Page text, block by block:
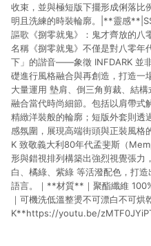
收束，並與極短版下擺形成俐落比
明且洗練的時裝輪廓。|**靈感
謳歌《捌零就鬼》：鬼才齊放的八
名稱《捌零就鬼》不僅是對八零年
下」的諧音——象徵 INFDARK 並
礎進行風格融合與再創造，打造一
大量運用 墊肩、倒三角剪裁、結
融合當代時尚細節。包括以肩帶式
精緻洋裝般的輪廓；短版外套則透
感氛圍，展現高端街頭與正裝風格
K 致敬義大利80年代孟斐斯（
形與錯視排列構築出強烈視覺張力
白、橘綠、紫綠 等活潑配色，打
語言。｜**材質**｜聚酯纖維
｜可機洗低溫整燙不可漂白不可
K**https://youtu.be/